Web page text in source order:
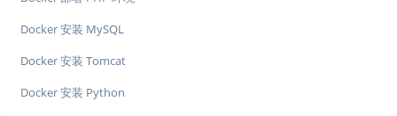
Docker 安装 MySQL
Docker 安装 Tomcat
Docker 安装 Python